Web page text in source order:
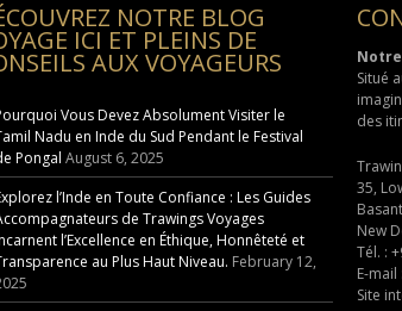
NOTRE BLOG
ICI ET PLEINS DE
AUX VOYAGEURS
Vous Devez Absolument Visiter le
Nadu en Inde du Sud Pendant le Festival
Pongal August 6, 2025
l’Inde en Toute Confiance : Les Guides
de Trawings Voyages
l’Excellence en Éthique, Honnêteté et
au Plus Haut Niveau. February 12,
Situé
des
35,
New
Tél. :
E-mail :
Site